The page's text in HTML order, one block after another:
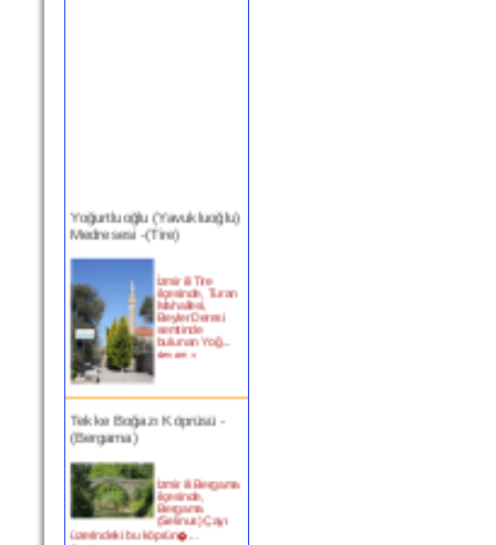
Medresesi -(Tire)
ilçesinde, Turan
Mahallesi,
Beyler Deresi
semtinde
bulunan Yoğ...
devam »
(Bergama)
ilçesinde,
Bergama
(Selinus) Çayı
üzerindeki bu köprün�...
devam »